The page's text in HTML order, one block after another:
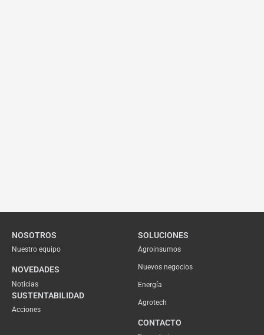
NOSOTROS
Nuestro equipo
NOVEDADES
Noticias
SUSTENTABILIDAD
Acciones
SOLUCIONES
Agroinsumos
Nuevos negocios
Energía
Agrotech
CONTACTO